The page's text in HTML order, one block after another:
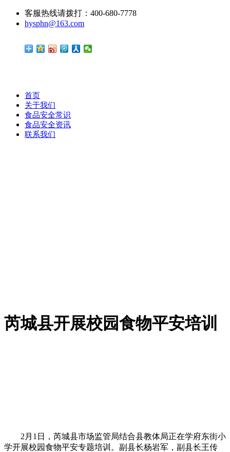
客服热线请拨打：400-680-7778
hysphn@163.com
首页
关于我们
食品安全常识
食品安全资讯
联系我们
芮城县开展校园食物平安培训
2月1日，芮城县市场监管局结合县教体局正在学府东街小
学开展校园食物平安专题培训。副县长杨岩军，副县长王传